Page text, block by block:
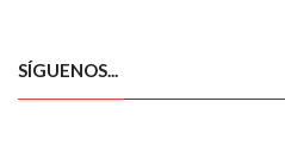
SÍGUENOS...